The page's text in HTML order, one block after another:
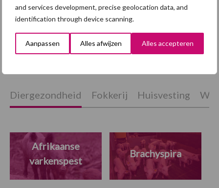
and services development, precise geolocation data, and
identification through device scanning.
Aanpassen Alles afwijzen Alles accepteren
Europese Commissie stelt
veehouderijstrategie vast:
winstgevende en
Diergezondheid Fokkerij Huisvesting
Afrikaanse
varkenspest
Brachyspira